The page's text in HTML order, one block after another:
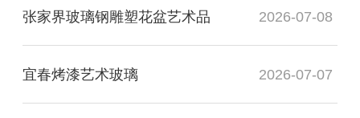
张家界玻璃钢雕塑花盆艺术品 2026-07-08
宜春烤漆艺术玻璃 2026-07-07